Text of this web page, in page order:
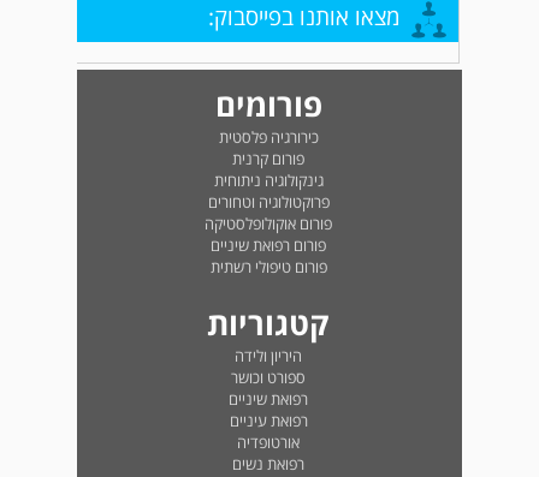
מצאו אותנו בפייסבוק:
פורומים
כירורגיה פלסטית
פורום קרנית
גינקולוגיה ניתוחית
פרוקטולוגיה וטחורים
פורום אוקולופלסטיקה
פורום רפואת שיניים
פורום טיפולי רשתית
קטגוריות
היריון ולידה
ספורט וכושר
רפואת שיניים
רפואת עיניים
אורטופדיה
רפואת נשים